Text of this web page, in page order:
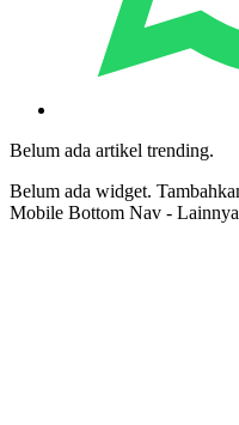
Belum ada artikel trending.
Belum ada widget.
Mobile Bottom Nav -